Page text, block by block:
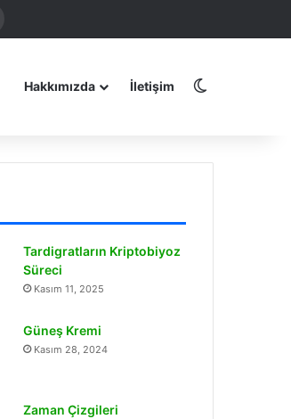
Hakkımızda İletişim
Tardigratların Kriptobiyoz
Süreci
Kasım 11, 2025
Güneş Kremi
Kasım 28, 2024
Zaman Çizgileri